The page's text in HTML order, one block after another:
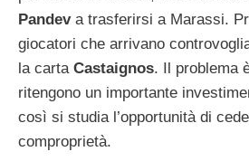
Pandev a trasferirsi a Marassi.
giocatori che arrivano
la carta Castaignos. Il problema
ritengono un importante
così si studia l’opportunità di
comproprietà.